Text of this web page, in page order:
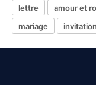
lettre amour et
mariage
invitation